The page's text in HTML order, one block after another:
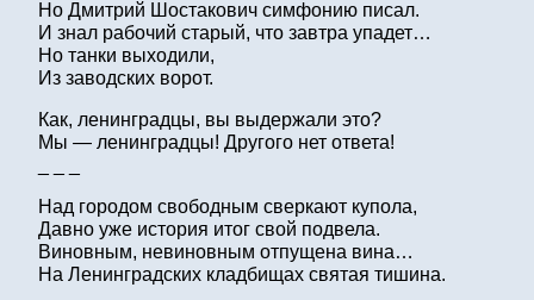
Но Дмитрий Шостакович симфонию писал.
И знал рабочий старый, что завтра упадет…
Но танки выходили,
Из заводских ворот.
Как, ленинградцы, вы выдержали это?
Мы — ленинградцы! Другого нет ответа!
Над городом свободным сверкают купола,
Давно уже история итог свой подвела.
Виновным, невиновным отпущена вина…
На Ленинградских кладбищах святая тишина.